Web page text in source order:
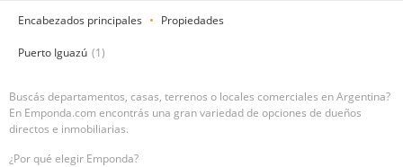
Encabezados principales Propiedades
Puerto Iguazú (1)
Buscás departamentos, casas, terrenos o locales comerciales en Argentina?
En Emponda.com encontrás una gran variedad de opciones de dueños
directos e inmobiliarias.
¿Por qué elegir Emponda?